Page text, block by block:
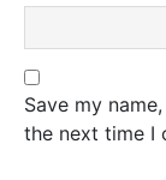
Save my
the next time I